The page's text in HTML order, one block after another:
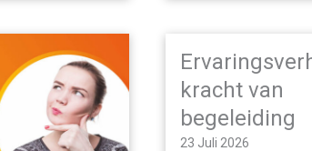
kracht van
begeleiding
23 Juli 2026